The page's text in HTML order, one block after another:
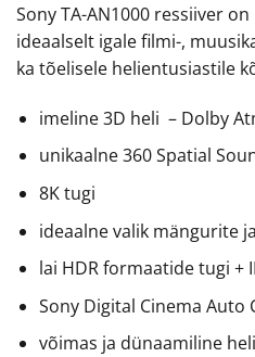
Sony TA-AN1000 ressiiver
ideaalselt igale filmi-,
ka tõelisele helientusiastile
imeline 3D heli – Dolby
unikaalne 360 Spatial
8K tugi
ideaalne valik mängurite
lai HDR formaatide tugi +
Sony Digital Cinema Auto
võimas ja dünaamiline heli